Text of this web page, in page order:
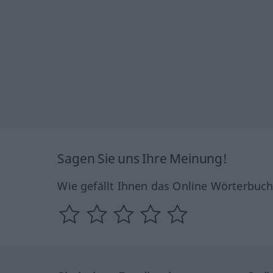
Sagen Sie uns Ihre Meinung!
Wie gefällt Ihnen das Online